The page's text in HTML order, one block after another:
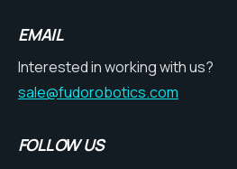
EMAIL
Interested in working with us?
sale@fudorobotics.com
FOLLOW US